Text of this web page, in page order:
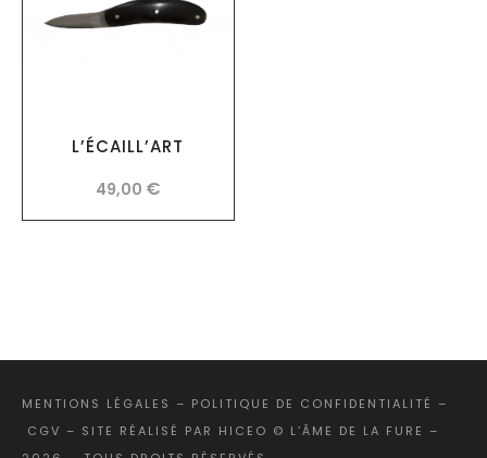
L’ÉCAILL’ART
49,00 €
MENTIONS LÉGALES – POLITIQUE DE CONFIDENTIALITÉ –
CGV – SITE RÉALISÉ PAR HICEO © L’ÂME DE LA FURE –